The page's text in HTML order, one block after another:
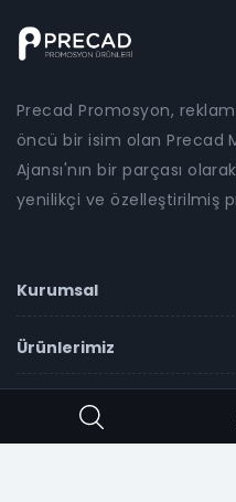
Precad Promosyon,
öncü bir isim olan Precad
Ajansı'nın bir parçası
yenilikçi ve özelleştirilmiş
Kurumsal
Ürünlerimiz